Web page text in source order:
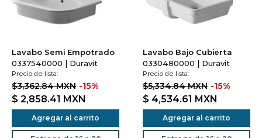
Lavabo Semi Empotrado
0337540000 | Duravit
Precio de lista:
$3,362.84 MXN -15%
$ 2,858.41 MXN
Agregar al carrito
Lavabo Bajo Cubierta
0330480000 | Duravit
Precio de lista:
$5,334.84 MXN -15%
$ 4,534.61 MXN
Agregar al carrito